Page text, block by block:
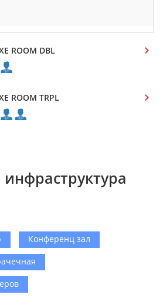
ROOM DBL
ROOM TRPL
инфраструктура
Конференц зал